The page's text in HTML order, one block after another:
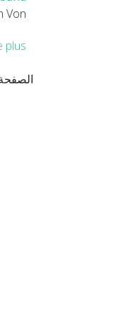
Von
الصفحة 1 من 33 النتائج 1 - 20